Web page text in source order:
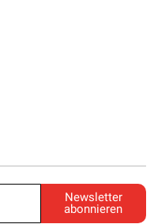
Newsletter
abonnieren